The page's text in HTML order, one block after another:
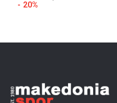
price
- 20%